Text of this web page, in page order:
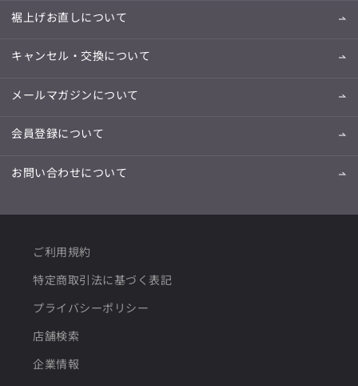
裾上げお直しについて
キャンセル・交換について
メールマガジンについて
会員登録について
お問い合わせについて
ご利用規約
特定商取引法に基づく表記
プライバシーポリシー
店舗検索
企業情報